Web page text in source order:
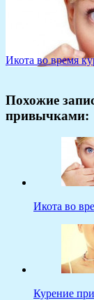
Икота во время
Похожие
привычками:
Икота во
Курение